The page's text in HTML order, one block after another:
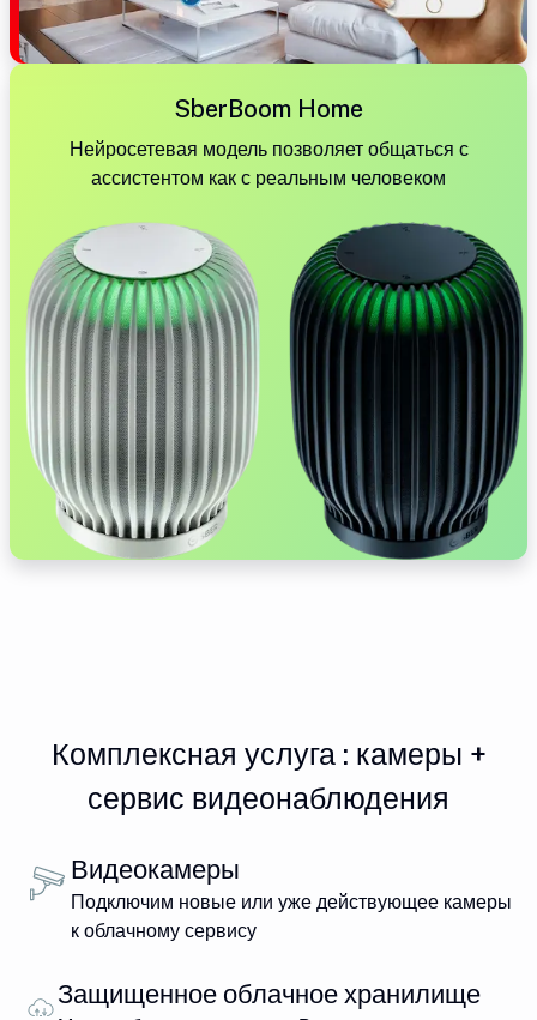
SberBoom Home
Нейросетевая модель позволяет общаться с
ассистентом как с реальным человеком
Комплексная услуга : камеры +
сервис видеонаблюдения
Видеокамеры
Подключим новые или уже действующее камеры
к облачному сервису
Защищенное облачное хранилище